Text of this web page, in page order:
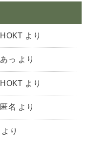
HOKT より
あっ より
HOKT より
匿名 より
より